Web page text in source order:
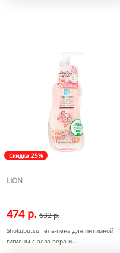
Скидка 25%
LION
474 р. 632 р.
Shokubutsu Гель-пена для интимной
гигиены с алоэ вера и